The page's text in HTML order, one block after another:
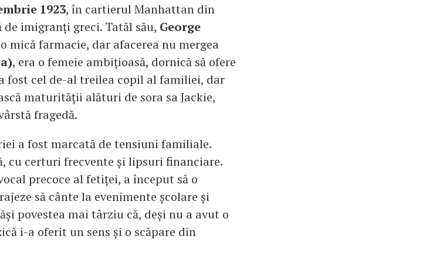
1923, în cartierul Manhattan din
imigranți greci. Tatăl său, George
mică farmacie, dar afacerea nu mergea
, era o femeie ambițioasă, dornică să ofere
fost cel de-al treilea copil al familiei, dar
maturității alături de sora sa Jackie,
fragedă.
a fost marcată de tensiuni familiale.
cu certuri frecvente și lipsuri financiare.
precoce al fetiței, a început să o
să cânte la evenimente școlare și
povestea mai târziu că, deși nu a avut o
i-a oferit un sens și o scăpare din